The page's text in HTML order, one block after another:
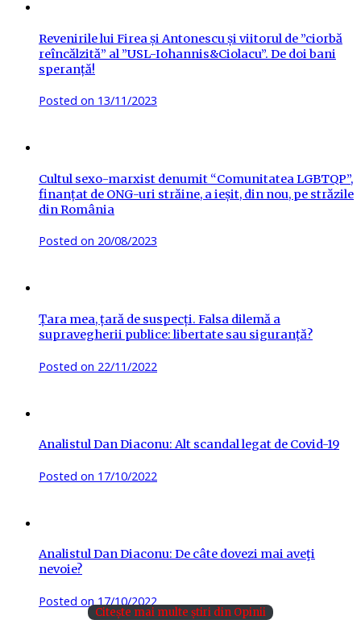
Revenirile lui Firea și Antonescu și viitorul de ”ciorbă
reîncălzită” al ”USL-Iohannis&Ciolacu”. De doi bani
speranță!
Posted on 13/11/2023
Cultul sexo-marxist denumit “Comunitatea LGBTQP”,
finanțat de ONG-uri străine, a ieșit, din nou, pe străzile
din România
Posted on 20/08/2023
Țara mea, țară de suspecți. Falsa dilemă a
supravegherii publice: libertate sau siguranță?
Posted on 22/11/2022
Analistul Dan Diaconu: Alt scandal legat de Covid-19
Posted on 17/10/2022
Analistul Dan Diaconu: De câte dovezi mai aveţi
nevoie?
Posted on 17/10/2022
Citește mai multe știri din Opinii